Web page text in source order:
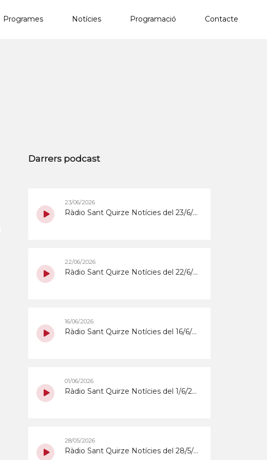
Programes Notícies Programació Contacte
Darrers podcast
23/06/2026
Ràdio Sant Quirze Notícies del 23/6/2026
22/06/2026
Ràdio Sant Quirze Notícies del 22/6/2026
16/06/2026
Ràdio Sant Quirze Notícies del 16/6/2026
01/06/2026
Ràdio Sant Quirze Notícies del 1/6/2026
28/05/2026
Ràdio Sant Quirze Notícies del 28/5/2026